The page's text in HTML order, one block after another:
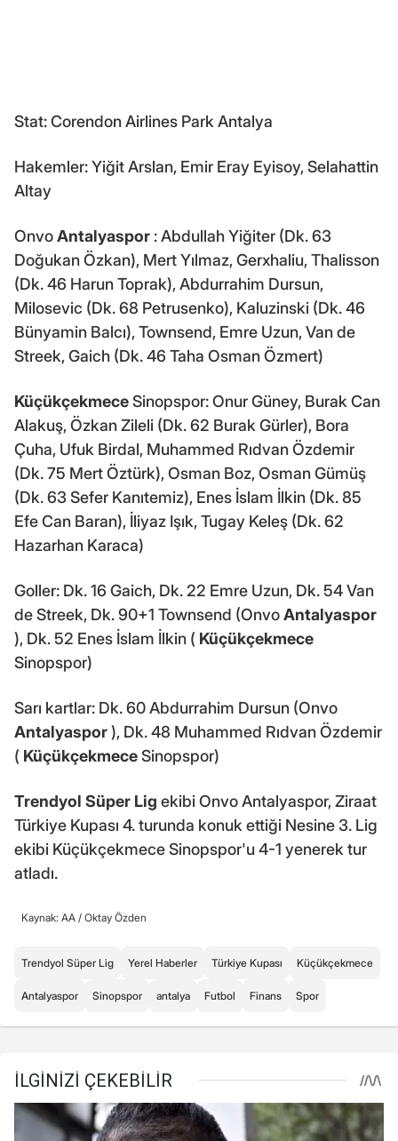
Stat: Corendon Airlines Park Antalya
Hakemler: Yiğit Arslan, Emir Eray Eyisoy, Selahattin
Altay
OnvoAntalyaspor : Abdullah Yiğiter (Dk. 63
Doğukan Özkan), Mert Yılmaz, Gerxhaliu, Thalisson
(Dk. 46 Harun Toprak), Abdurrahim Dursun,
Milosevic (Dk. 68 Petrusenko), Kaluzinski (Dk. 46
Bünyamin Balcı), Townsend, Emre Uzun, Van de
Streek, Gaich (Dk. 46 Taha Osman Özmert)
KüçükçekmeceSinopspor: Onur Güney, Burak Can
Alakuş, Özkan Zileli (Dk. 62 Burak Gürler), Bora
Çuha, Ufuk Birdal, Muhammed Rıdvan Özdemir
(Dk. 75 Mert Öztürk), Osman Boz, Osman Gümüş
(Dk. 63 Sefer Kanıtemiz), Enes İslam İlkin (Dk. 85
Efe Can Baran), İliyaz Işık, Tugay Keleş (Dk. 62
Hazarhan Karaca)
Goller: Dk. 16 Gaich, Dk. 22 Emre Uzun, Dk. 54 Van
de Streek, Dk. 90+1 Townsend (OnvoAntalyaspor
), Dk. 52 Enes İslam İlkin ( Küçükçekmece
Sinopspor)
Sarı kartlar: Dk. 60 Abdurrahim Dursun (Onvo
Antalyaspor), Dk. 48 Muhammed Rıdvan Özdemir
( KüçükçekmeceSinopspor)
Trendyol Süper Lig ekibi Onvo Antalyaspor, Ziraat
Türkiye Kupası 4. turunda konuk ettiği Nesine 3. Lig
ekibi Küçükçekmece Sinopspor'u 4-1 yenerek tur
atladı.
Kaynak: AA / Oktay Özden
Trendyol Süper Lig Yerel Haberler Türkiye Kupası Küçükçekmece
Antalyaspor Sinopspor antalya Futbol Finans Spor